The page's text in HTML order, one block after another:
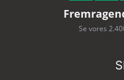
Se vores